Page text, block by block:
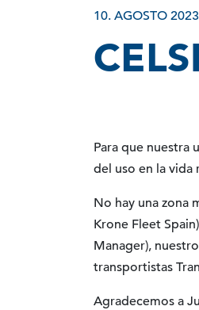
10. AGOSTO 2023
Para que nuestra
del uso en la vida
No hay una zona
Krone Fleet
Manager),
transportistas
Agradecemos a